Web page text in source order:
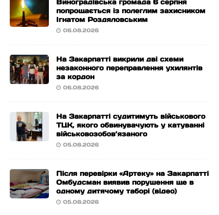
Виноградівська громада 6 серпня
попрощається із полеглим захисником
Ігнатом Роздяловським
06.08.2026
На Закарпатті викрили дві схеми
незаконного переправлення ухилянтів
за кордон
06.08.2026
На Закарпатті судитимуть військового
ТЦК, якого обвинувачують у катуванні
військовозобов’язаного
05.08.2026
Після перевірки «Артеку» на Закарпатті
Омбудсман виявив порушення ще в
одному дитячому таборі (відео)
05.08.2026